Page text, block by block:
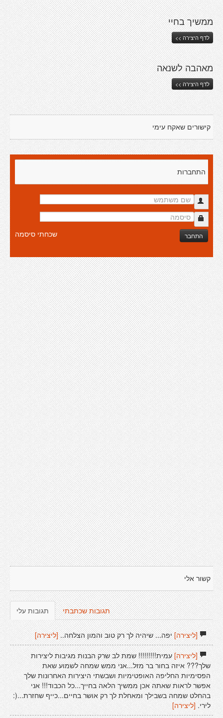
ממשיך בחיי
לדף היצירה >>
מאהבה לשנאה
לדף היצירה >>
קישורים שאקח עימי
התחברות
התחבר שכחתי סיסמה
קשור אלי
תגובות עלי תגובות שכתבתי
[ליצירה]יפה... שיהיה לך רק טוב והמון הצלחה.. [ליצירה]
[ליצירה]עמית!!!!!!!!! שמת לב שרק הבנות מגיבות ליצירות
שלך??? איזה בחור בר מזל...אני ממש שמחה לשמוע שאת
הפסימיות החליפה האופטימיות ושבשתי היצירות האחרונות שלך
אפשר לראות שאתה אכן ממשיך הלאה בחייך...כל הכבוד!!! אני
בהחלט שמחה בשבילך ומאחלת לך רק אושר בחיים...כייף שחזרת...(:
לירי. [ליצירה]